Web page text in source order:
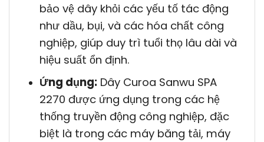
bảo vệ dây khỏi các yếu tố tác động
như dầu, bụi, và các hóa chất công
nghiệp, giúp duy trì tuổi thọ lâu dài và
hiệu suất ổn định.
Ứng dụng:Dây Curoa Sanwu SPA
2270 được ứng dụng trong các hệ
thống truyền động công nghiệp, đặc
biệt là trong các máy băng tải, máy